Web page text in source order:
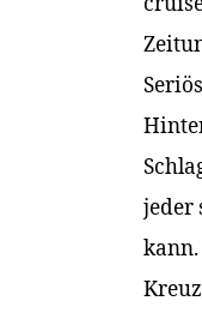
jeder